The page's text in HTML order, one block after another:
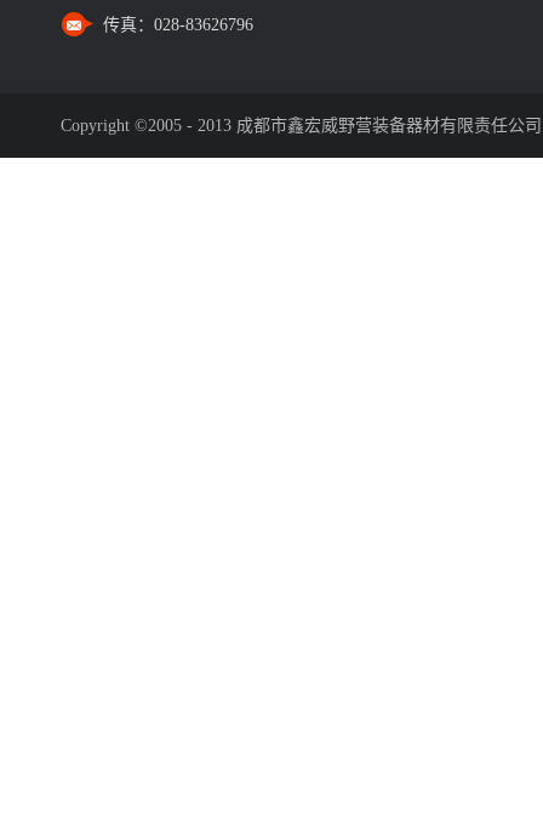
传真： 028-83626796
Copyright ©2005 - 2013 成都市鑫宏威野营装备器材有限责任公司